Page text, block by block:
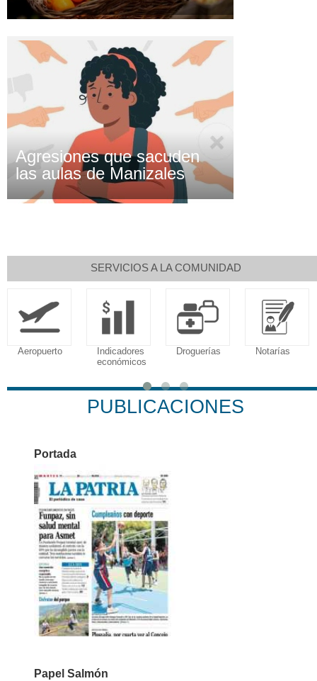
Agresiones que sacuden
las aulas de Manizales
SERVICIOS A LA COMUNIDAD
Indicadores
económicos
Droguerías Notarías
PUBLICACIONES
Portada
Papel Salmón